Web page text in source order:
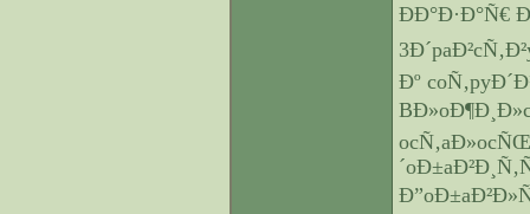
ÐÐ°Ð·Ð°Ñ€
Ðº